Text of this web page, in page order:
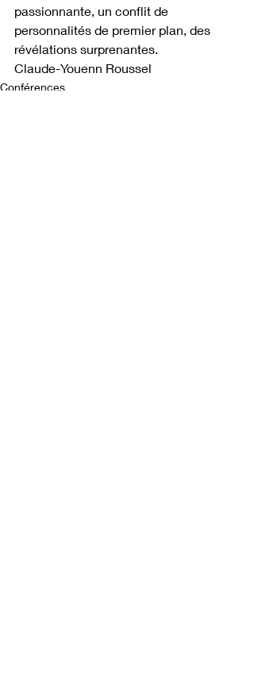
passionnante, un conflit de
personnalités de premier plan, des
révélations surprenantes.
Claude-Youenn Roussel
Conférences